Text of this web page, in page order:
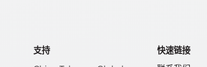
支持
快速链接